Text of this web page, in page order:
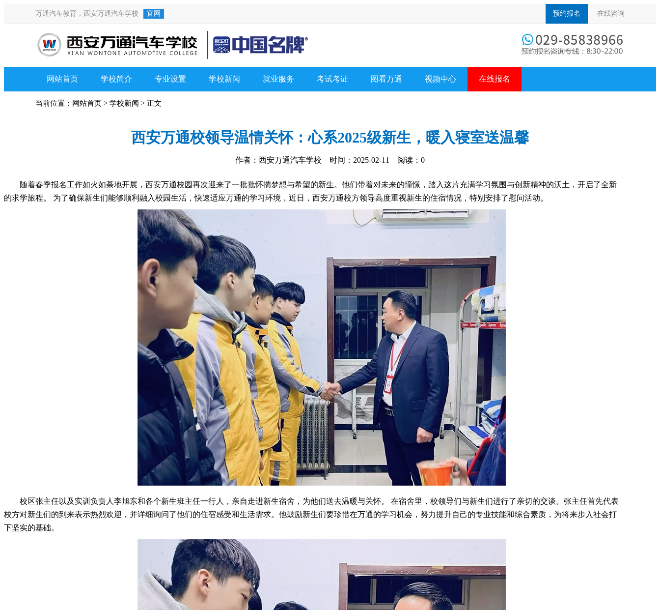
预约报名 在线咨询
万通汽车教育， 西安万通汽车学校 官网
网站首页 学校简介 专业设置 学校新闻 就业服务 考试考证 图看万通 视频中心 在线报名
当前位置： 网站首页 > 学校新闻 > 正文
西安万通校领导温情关怀：心系2025级新生，暖入寝室送温馨
作者：西安万通汽车学校 时间：2025-02-11 阅读： 0
随着春季报名工作如火如荼地开展，西安万通校园再次迎来了一批批怀揣梦想与希望的新生。他们带着对未来的憧憬，踏入这片充满学习氛围与创新精神的沃土，开启了全新
的求学旅程。 为了确保新生们能够顺利融入校园生活，快速适应万通的学习环境，近日，西安万通校方领导高度重视新生的住宿情况，特别安排了慰问活动。
校区张主任以及实训负责人李旭东和各个新生班主任一行人，亲自走进新生宿舍，为他们送去温暖与关怀。 在宿舍里，校领导们与新生们进行了亲切的交谈。张主任首先代表
校方对新生们的到来表示热烈欢迎，并详细询问了他们的住宿感受和生活需求。他鼓励新生们要珍惜在万通的学习机会，努力提升自己的专业技能和综合素质，为将来步入社会打
下坚实的基础。